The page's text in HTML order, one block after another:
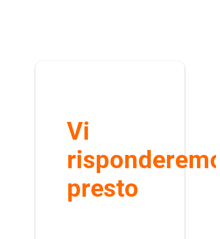
Vi
presto